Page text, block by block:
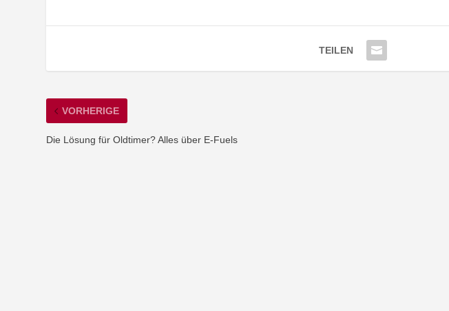
TEILEN
VORHERIGE
Die Lösung für Oldtimer? Alles über E-Fuels